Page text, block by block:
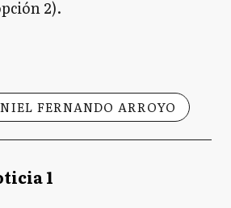
2).
FERNANDO ARROYO
1